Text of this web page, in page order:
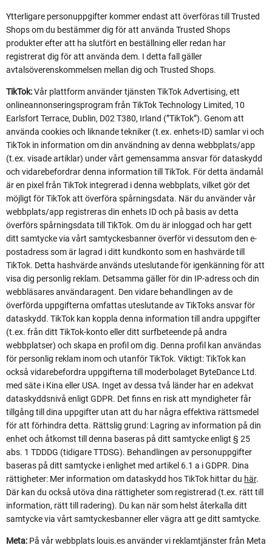
Ytterligare personuppgifter kommer endast att överföras till Trusted
Shops om du bestämmer dig för att använda Trusted Shops
produkter efter att ha slutfört en beställning eller redan har
registrerat dig för att använda dem. I detta fall gäller
avtalsöverenskommelsen mellan dig och Trusted Shops.
TikTok:Vår plattform använder tjänsten TikTok Advertising, ett
onlineannonseringsprogram från TikTok Technology Limited, 10
Earlsfort Terrace, Dublin, D02 T380, Irland (”TikTok”). Genom att
använda cookies och liknande tekniker (t.ex. enhets-ID) samlar vi och
TikTok in information om din användning av denna webbplats/app
(t.ex. visade artiklar) under vårt gemensamma ansvar för dataskydd
och vidarebefordrar denna information till TikTok. För detta ändamål
är en pixel från TikTok integrerad i denna webbplats, vilket gör det
möjligt för TikTok att överföra spårningsdata. När du använder vår
webbplats/app registreras din enhets ID och på basis av detta
överförs spårningsdata till TikTok. Om du är inloggad och har gett
ditt samtycke via vårt samtyckesbanner överför vi dessutom den e-
postadress som är lagrad i ditt kundkonto som en hashvärde till
TikTok. Detta hashvärde används uteslutande för igenkänning för att
visa dig personlig reklam. Detsamma gäller för din IP-adress och din
webbläsares användaragent. Den vidare behandlingen av de
överförda uppgifterna omfattas uteslutande av TikToks ansvar för
dataskydd. TikTok kan koppla denna information till andra uppgifter
(t.ex. från ditt TikTok-konto eller ditt surfbeteende på andra
webbplatser) och skapa en profil om dig. Denna profil kan användas
för personlig reklam inom och utanför TikTok. Viktigt: TikTok kan
också vidarebefordra uppgifterna till moderbolaget ByteDance Ltd.
med säte i Kina eller USA. Inget av dessa två länder har en adekvat
dataskyddsnivå enligt GDPR. Det finns en risk att myndigheter får
tillgång till dina uppgifter utan att du har några effektiva rättsmedel
för att förhindra detta. Rättslig grund: Lagring av information på din
enhet och åtkomst till denna baseras på ditt samtycke enligt § 25
abs. 1 TDDDG (tidigare TTDSG). Behandlingen av personuppgifter
baseras på ditt samtycke i enlighet med artikel 6.1 a i GDPR. Dina
rättigheter: Mer information om dataskydd hos TikTok hittar du här.
Där kan du också utöva dina rättigheter som registrerad (t.ex. rätt till
information, rätt till radering). Du kan när som helst återkalla ditt
samtycke via vårt samtyckesbanner eller vägra att ge ditt samtycke.
Meta: På vår webbplats louis.es använder vi reklamtjänster från Meta